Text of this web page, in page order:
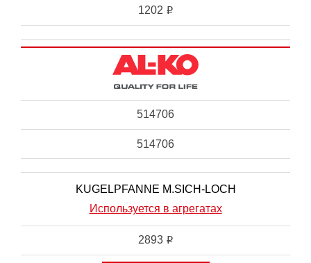
1202 i
514706
514706
KUGELPFANNE M.SICH-LOCH
Используется в агрегатах
2893 i